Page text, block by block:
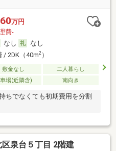
万円
費-
なし
なし
/ 2DK（40m2）
敷金なし
二人暮らし
場(近隣含) 南向き
ちでなくても初期費用を分割
泉台５丁目 2階建